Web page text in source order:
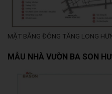
MẶT BẰNG ĐÔNG TĂNG LONG
MẪU NHÀ VƯỜN BA SON